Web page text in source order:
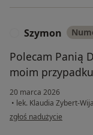
Szymon
Polecam Panią
moim
20 marca 2026
• lek. Klaudia Zybert-
w opinii użytkownika
zgłoś nadużycie